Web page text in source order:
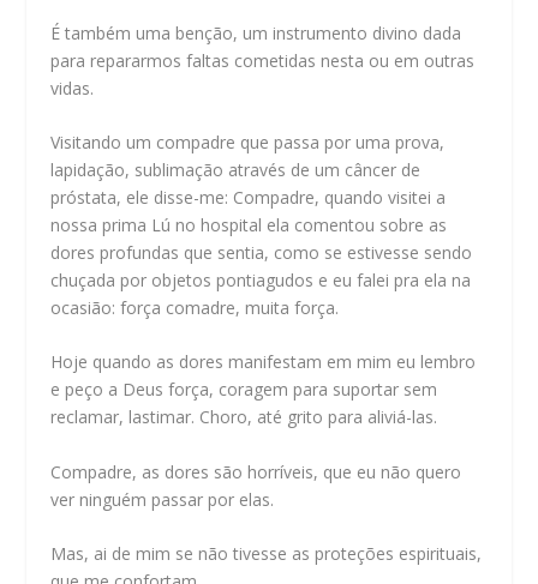
É também uma benção, um instrumento divino dada
para repararmos faltas cometidas nesta ou em outras
vidas.
Visitando um compadre que passa por uma prova,
lapidação, sublimação através de um câncer de
próstata, ele disse-me: Compadre, quando visitei a
nossa prima Lú no hospital ela comentou sobre as
dores profundas que sentia, como se estivesse sendo
chuçada por objetos pontiagudos e eu falei pra ela na
ocasião: força comadre, muita força.
Hoje quando as dores manifestam em mim eu lembro
e peço a Deus força, coragem para suportar sem
reclamar, lastimar. Choro, até grito para aliviá-las.
Compadre, as dores são horríveis, que eu não quero
ver ninguém passar por elas.
Mas, ai de mim se não tivesse as proteções espirituais,